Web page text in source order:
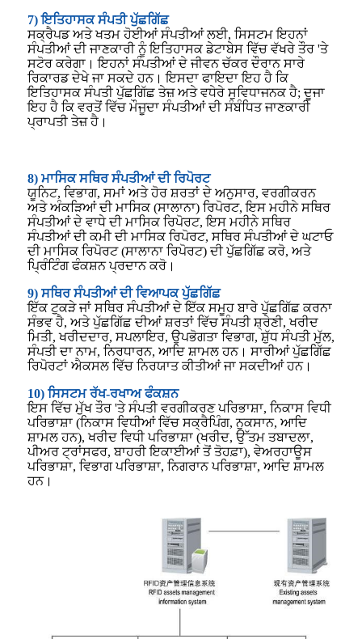
7) ਇਤਿਹਾਸਕ ਸੰਪਤੀ ਪੁੱਛਗਿੱਛ
ਸਕ੍ਰੈਪਡ ਅਤੇ ਖਤਮ ਹੋਈਆਂ ਸੰਪਤੀਆਂ ਲਈ, ਸਿਸਟਮ ਇਹਨਾਂ
ਸੰਪਤੀਆਂ ਦੀ ਜਾਣਕਾਰੀ ਨੂੰ ਇਤਿਹਾਸਕ ਡੇਟਾਬੇਸ ਵਿੱਚ ਵੱਖਰੇ ਤੌਰ 'ਤੇ
ਸਟੋਰ ਕਰੇਗਾ। ਇਹਨਾਂ ਸੰਪਤੀਆਂ ਦੇ ਜੀਵਨ ਚੱਕਰ ਦੌਰਾਨ ਸਾਰੇ
ਰਿਕਾਰਡ ਦੇਖੇ ਜਾ ਸਕਦੇ ਹਨ। ਇਸਦਾ ਫਾਇਦਾ ਇਹ ਹੈ ਕਿ
ਇਤਿਹਾਸਕ ਸੰਪਤੀ ਪੁੱਛਗਿੱਛ ਤੇਜ਼ ਅਤੇ ਵਧੇਰੇ ਸੁਵਿਧਾਜਨਕ ਹੈ; ਦੂਜਾ
ਇਹ ਹੈ ਕਿ ਵਰਤੋਂ ਵਿੱਚ ਮੌਜੂਦਾ ਸੰਪਤੀਆਂ ਦੀ ਸੰਬੰਧਿਤ ਜਾਣਕਾਰੀ
ਪ੍ਰਾਪਤੀ ਤੇਜ਼ ਹੈ।
8) ਮਾਸਿਕ ਸਥਿਰ ਸੰਪਤੀਆਂ ਦੀ ਰਿਪੋਰਟ
ਯੂਨਿਟ, ਵਿਭਾਗ, ਸਮਾਂ ਅਤੇ ਹੋਰ ਸ਼ਰਤਾਂ ਦੇ ਅਨੁਸਾਰ, ਵਰਗੀਕਰਨ
ਅਤੇ ਅੰਕੜਿਆਂ ਦੀ ਮਾਸਿਕ (ਸਾਲਾਨਾ) ਰਿਪੋਰਟ, ਇਸ ਮਹੀਨੇ ਸਥਿਰ
ਸੰਪਤੀਆਂ ਦੇ ਵਾਧੇ ਦੀ ਮਾਸਿਕ ਰਿਪੋਰਟ, ਇਸ ਮਹੀਨੇ ਸਥਿਰ
ਸੰਪਤੀਆਂ ਦੀ ਕਮੀ ਦੀ ਮਾਸਿਕ ਰਿਪੋਰਟ, ਸਥਿਰ ਸੰਪਤੀਆਂ ਦੇ ਘਟਾਓ
ਦੀ ਮਾਸਿਕ ਰਿਪੋਰਟ (ਸਾਲਾਨਾ ਰਿਪੋਰਟ) ਦੀ ਪੁੱਛਗਿੱਛ ਕਰੋ, ਅਤੇ
ਪ੍ਰਿੰਟਿੰਗ ਫੰਕਸ਼ਨ ਪ੍ਰਦਾਨ ਕਰੋ।
9) ਸਥਿਰ ਸੰਪਤੀਆਂ ਦੀ ਵਿਆਪਕ ਪੁੱਛਗਿੱਛ
ਇੱਕ ਟੁਕੜੇ ਜਾਂ ਸਥਿਰ ਸੰਪਤੀਆਂ ਦੇ ਇੱਕ ਸਮੂਹ ਬਾਰੇ ਪੁੱਛਗਿੱਛ ਕਰਨਾ
ਸੰਭਵ ਹੈ, ਅਤੇ ਪੁੱਛਗਿੱਛ ਦੀਆਂ ਸ਼ਰਤਾਂ ਵਿੱਚ ਸੰਪਤੀ ਸ਼੍ਰੇਣੀ, ਖਰੀਦ
ਮਿਤੀ, ਖਰੀਦਦਾਰ, ਸਪਲਾਇਰ, ਉਪਭੋਗਤਾ ਵਿਭਾਗ, ਸ਼ੁੱਧ ਸੰਪਤੀ ਮੁੱਲ,
ਸੰਪਤੀ ਦਾ ਨਾਮ, ਨਿਰਧਾਰਨ, ਆਦਿ ਸ਼ਾਮਲ ਹਨ। ਸਾਰੀਆਂ ਪੁੱਛਗਿੱਛ
ਰਿਪੋਰਟਾਂ ਐਕਸਲ ਵਿੱਚ ਨਿਰਯਾਤ ਕੀਤੀਆਂ ਜਾ ਸਕਦੀਆਂ ਹਨ।
10) ਸਿਸਟਮ ਰੱਖ-ਰਖਾਅ ਫੰਕਸ਼ਨ
ਇਸ ਵਿੱਚ ਮੁੱਖ ਤੌਰ 'ਤੇ ਸੰਪਤੀ ਵਰਗੀਕਰਣ ਪਰਿਭਾਸ਼ਾ, ਨਿਕਾਸ ਵਿਧੀ
ਪਰਿਭਾਸ਼ਾ (ਨਿਕਾਸ ਵਿਧੀਆਂ ਵਿੱਚ ਸਕ੍ਰੈਪਿੰਗ, ਨੁਕਸਾਨ, ਆਦਿ
ਸ਼ਾਮਲ ਹਨ), ਖਰੀਦ ਵਿਧੀ ਪਰਿਭਾਸ਼ਾ (ਖਰੀਦ, ਉੱਤਮ ਤਬਾਦਲਾ,
ਪੀਅਰ ਟ੍ਰਾਂਸਫਰ, ਬਾਹਰੀ ਇਕਾਈਆਂ ਤੋਂ ਤੋਹਫ਼ਾ), ਵੇਅਰਹਾਊਸ
ਪਰਿਭਾਸ਼ਾ, ਵਿਭਾਗ ਪਰਿਭਾਸ਼ਾ, ਨਿਗਰਾਨ ਪਰਿਭਾਸ਼ਾ, ਆਦਿ ਸ਼ਾਮਲ
ਹਨ।